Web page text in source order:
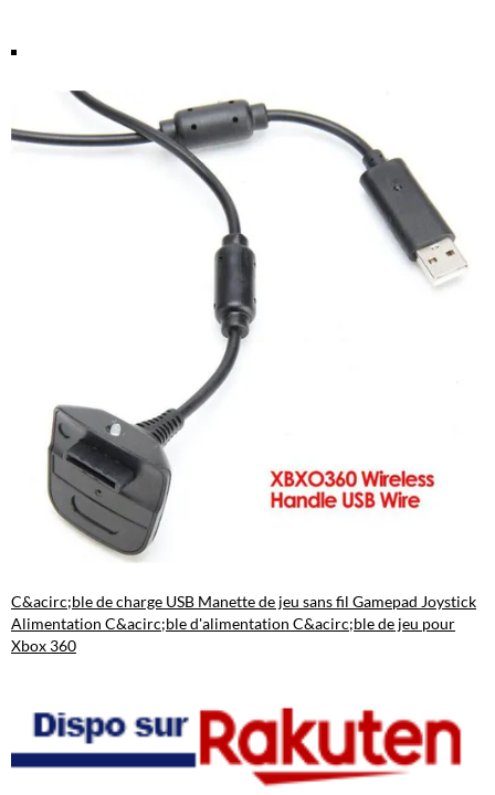
C&acirc;ble de charge USB Manette de jeu sans fil Gamepad Joystick
Alimentation C&acirc;ble d'alimentation C&acirc;ble de jeu pour
Xbox 360